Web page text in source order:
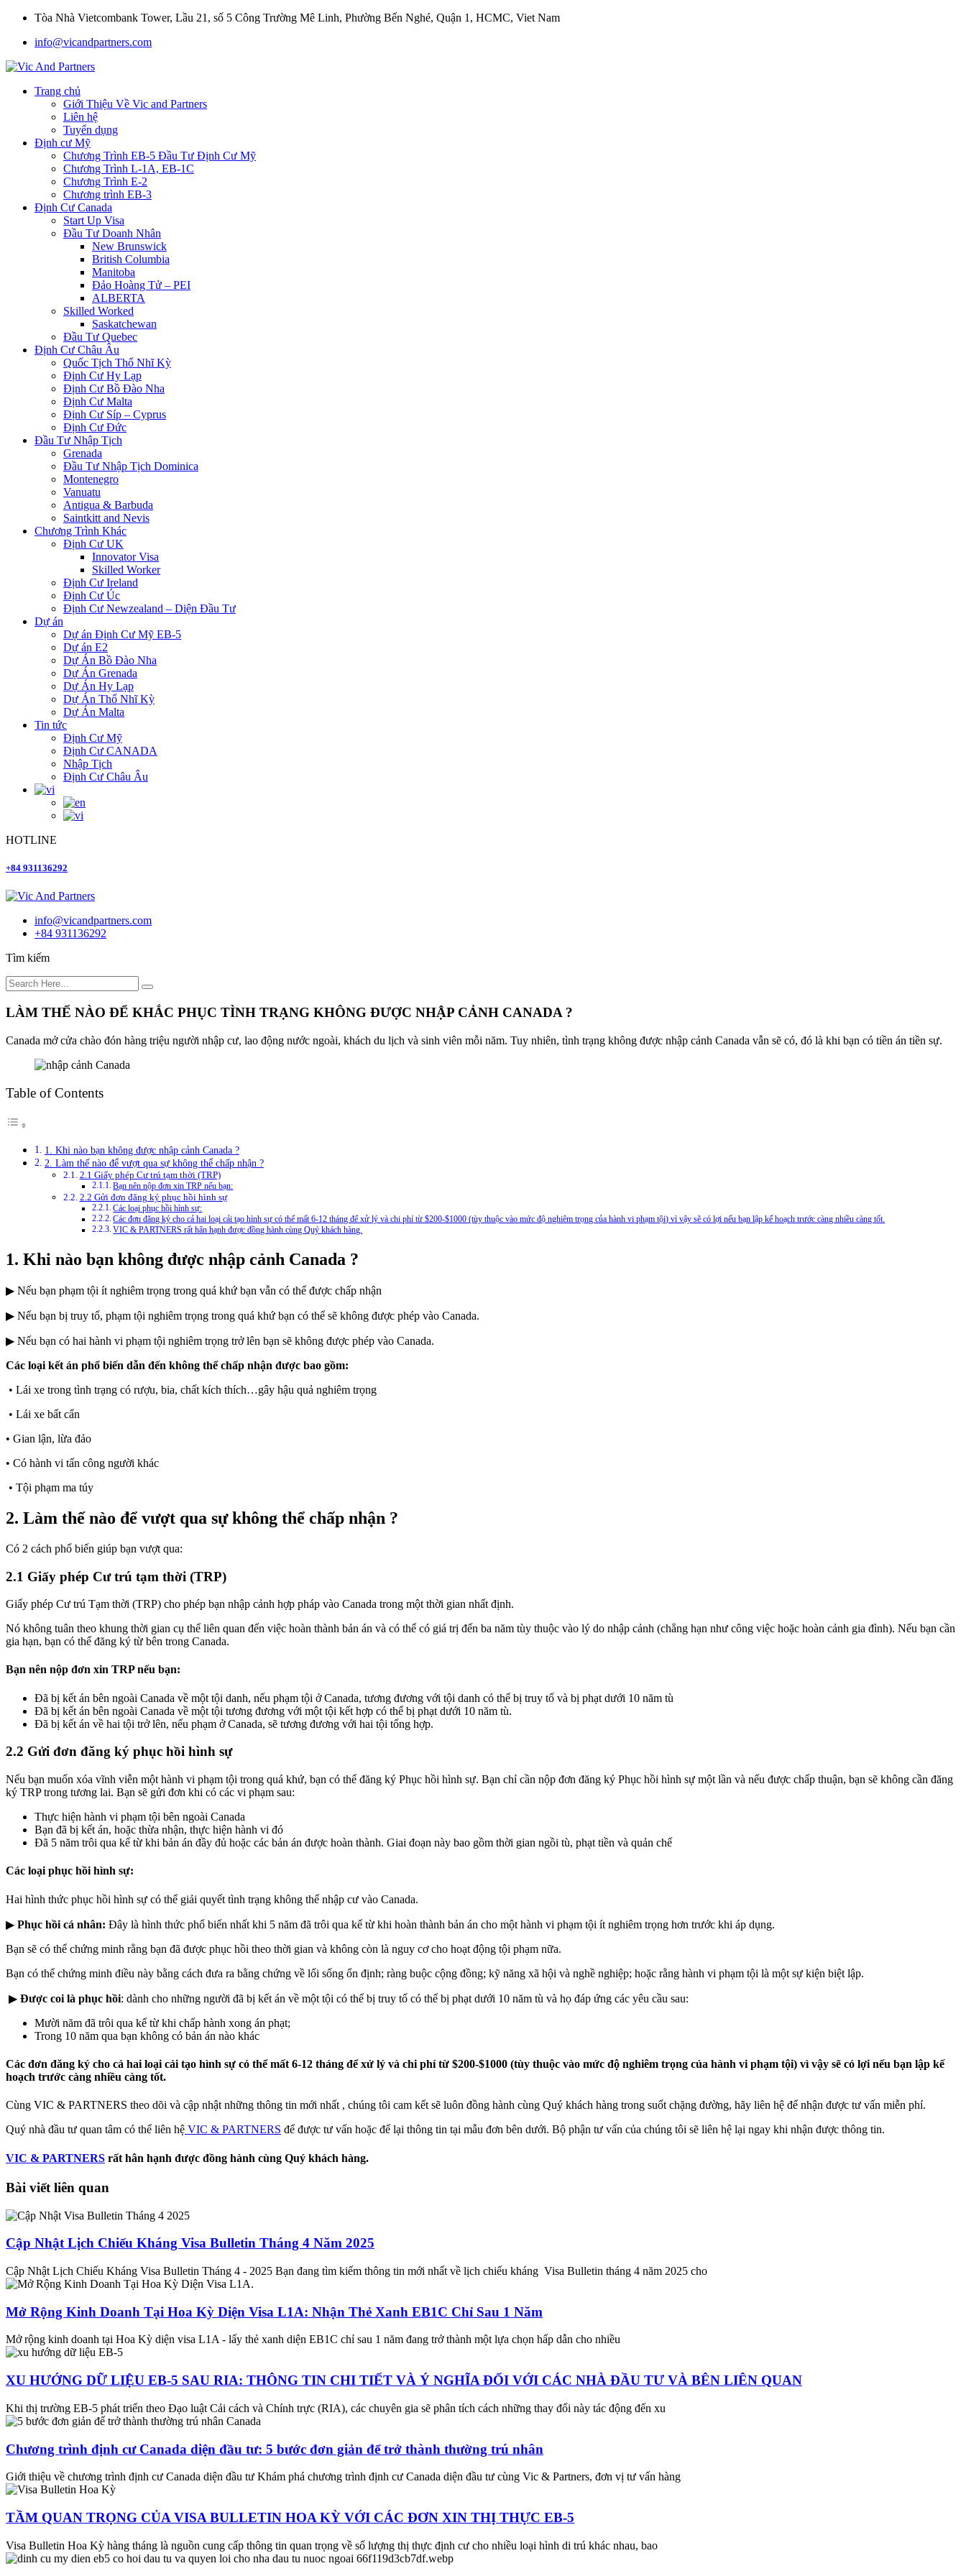
Tòa Nhà Vietcombank Tower, Lầu 21, số 5 Công Trường Mê Linh, Phường Bến Nghé, Quận 1, HCMC, Viet Nam
info@vicandpartners.com
Trang chủ
Giới Thiệu Về Vic and Partners
Liên hệ
Tuyển dụng
Định cư Mỹ
Chương Trình EB-5 Đầu Tư Định Cư Mỹ
Chương Trình L-1A, EB-1C
Chương Trình E-2
Chương trình EB-3
Định Cư Canada
Start Up Visa
Đầu Tư Doanh Nhân
New Brunswick
British Columbia
Manitoba
Đảo Hoàng Tử – PEI
ALBERTA
Skilled Worked
Saskatchewan
Đầu Tư Quebec
Định Cư Châu Âu
Quốc Tịch Thổ Nhĩ Kỳ
Định Cư Hy Lạp
Định Cư Bồ Đào Nha
Định Cư Malta
Định Cư Síp – Cyprus
Định Cư Đức
Đầu Tư Nhập Tịch
Grenada
Đầu Tư Nhập Tịch Dominica
Montenegro
Vanuatu
Antigua & Barbuda
Saintkitt and Nevis
Chương Trình Khác
Định Cư UK
Innovator Visa
Skilled Worker
Định Cư Ireland
Định Cư Úc
Định Cư Newzealand – Diện Đầu Tư
Dự án
Dự án Định Cư Mỹ EB-5
Dự án E2
Dự Án Bồ Đào Nha
Dự Án Grenada
Dự Án Hy Lạp
Dự Án Thổ Nhĩ Kỳ
Dự Án Malta
Tin tức
Định Cư Mỹ
Định Cư CANADA
Nhập Tịch
Định Cư Châu Âu
HOTLINE
+84 931136292
info@vicandpartners.com
+84 931136292
Tìm kiếm
LÀM THẾ NÀO ĐỂ KHẮC PHỤC TÌNH TRẠNG KHÔNG ĐƯỢC NHẬP CẢNH CANADA ?
Canada mở cửa chào đón hàng triệu người nhập cư, lao động nước ngoài, khách du lịch và sinh viên mỗi năm. Tuy nhiên, tình trạng không được nhập cảnh Canada vẫn sẽ có, đó là khi bạn có tiền án tiền sự.
Table of Contents
1. Khi nào bạn không được nhập cảnh Canada ?
2. Làm thế nào để vượt qua sự không thể chấp nhận ?
2.1 Giấy phép Cư trú tạm thời (TRP)
Bạn nên nộp đơn xin TRP nếu bạn:
2.2 Gửi đơn đăng ký phục hồi hình sự
Các loại phục hồi hình sự:
Các đơn đăng ký cho cả hai loại cải tạo hình sự có thể mất 6-12 tháng để xử lý và chi phí từ $200-$1000 (tùy thuộc vào mức độ nghiêm trọng của hành vi phạm tội) vì vậy sẽ có lợi nếu bạn lập kế hoạch trước càng nhiều càng tốt.
VIC & PARTNERS rất hân hạnh được đồng hành cùng Quý khách hàng.
1. Khi nào bạn không được nhập cảnh Canada ?
▶ Nếu bạn phạm tội ít nghiêm trọng trong quá khứ bạn vẫn có thể được chấp nhận
▶ Nếu bạn bị truy tố, phạm tội nghiêm trọng trong quá khứ bạn có thể sẽ không được phép vào Canada.
▶ Nếu bạn có hai hành vi phạm tội nghiêm trọng trở lên bạn sẽ không được phép vào Canada.
Các loại kết án phổ biến dẫn đến không thể chấp nhận được bao gồm:
• Lái xe trong tình trạng có rượu, bia, chất kích thích…gây hậu quả nghiêm trọng
• Lái xe bất cẩn
• Gian lận, lừa đảo
• Có hành vi tấn công người khác
• Tội phạm ma túy
2. Làm thế nào để vượt qua sự không thể chấp nhận ?
Có 2 cách phổ biến giúp bạn vượt qua:
2.1 Giấy phép Cư trú tạm thời (TRP)
Giấy phép Cư trú Tạm thời (TRP) cho phép bạn nhập cảnh hợp pháp vào Canada trong một thời gian nhất định.
Nó không tuân theo khung thời gian cụ thể liên quan đến việc hoàn thành bản án và có thể có giá trị đến ba năm tùy thuộc vào lý do nhập cảnh (chẳng hạn như công việc hoặc hoàn cảnh gia đình). Nếu bạn cần
gia hạn, bạn có thể đăng ký từ bên trong Canada.
Bạn nên nộp đơn xin TRP nếu bạn:
Đã bị kết án bên ngoài Canada về một tội danh, nếu phạm tội ở Canada, tương đương với tội danh có thể bị truy tố và bị phạt dưới 10 năm tù
Đã bị kết án bên ngoài Canada về một tội tương đương với một tội kết hợp có thể bị phạt dưới 10 năm tù.
Đã bị kết án về hai tội trở lên, nếu phạm ở Canada, sẽ tương đương với hai tội tổng hợp.
2.2 Gửi đơn đăng ký phục hồi hình sự
Nếu bạn muốn xóa vĩnh viễn một hành vi phạm tội trong quá khứ, bạn có thể đăng ký Phục hồi hình sự. Bạn chỉ cần nộp đơn đăng ký Phục hồi hình sự một lần và nếu được chấp thuận, bạn sẽ không cần đăng
ký TRP trong tương lai. Bạn sẽ gửi đơn khi có các vi phạm sau:
Thực hiện hành vi phạm tội bên ngoài Canada
Bạn đã bị kết án, hoặc thừa nhận, thực hiện hành vi đó
Đã 5 năm trôi qua kể từ khi bản án đầy đủ hoặc các bản án được hoàn thành. Giai đoạn này bao gồm thời gian ngồi tù, phạt tiền và quản chế
Các loại phục hồi hình sự:
Hai hình thức phục hồi hình sự có thể giải quyết tình trạng không thể nhập cư vào Canada.
▶ Phục hồi cá nhân: Đây là hình thức phổ biến nhất khi 5 năm đã trôi qua kể từ khi hoàn thành bản án cho một hành vi phạm tội ít nghiêm trọng hơn trước khi áp dụng.
Bạn sẽ có thể chứng minh rằng bạn đã được phục hồi theo thời gian và không còn là nguy cơ cho hoạt động tội phạm nữa.
Bạn có thể chứng minh điều này bằng cách đưa ra bằng chứng về lối sống ổn định; ràng buộc cộng đồng; kỹ năng xã hội và nghề nghiệp; hoặc rằng hành vi phạm tội là một sự kiện biệt lập.
▶ Được coi là phục hồi: dành cho những người đã bị kết án về một tội có thể bị truy tố có thể bị phạt dưới 10 năm tù và họ đáp ứng các yêu cầu sau:
Mười năm đã trôi qua kể từ khi chấp hành xong án phạt;
Trong 10 năm qua bạn không có bản án nào khác
Các đơn đăng ký cho cả hai loại cải tạo hình sự có thể mất 6-12 tháng để xử lý và chi phí từ $200-$1000 (tùy thuộc vào mức độ nghiêm trọng của hành vi phạm tội) vì vậy sẽ có lợi nếu bạn lập kế
hoạch trước càng nhiều càng tốt.
Cùng VIC & PARTNERS theo dõi và cập nhật những thông tin mới nhất , chúng tôi cam kết sẽ luôn đồng hành cùng Quý khách hàng trong suốt chặng đường, hãy liên hệ để nhận được tư vấn miễn phí.
Quý nhà đầu tư quan tâm có thể liên hệ VIC & PARTNERS để được tư vấn hoặc để lại thông tin tại mẫu đơn bên dưới. Bộ phận tư vấn của chúng tôi sẽ liên hệ lại ngay khi nhận được thông tin.
VIC & PARTNERS rất hân hạnh được đồng hành cùng Quý khách hàng.
Bài viết liên quan
Cập Nhật Lịch Chiếu Kháng Visa Bulletin Tháng 4 Năm 2025
Cập Nhật Lịch Chiếu Kháng Visa Bulletin Tháng 4 - 2025 Bạn đang tìm kiếm thông tin mới nhất về lịch chiếu kháng Visa Bulletin tháng 4 năm 2025 cho
Mở Rộng Kinh Doanh Tại Hoa Kỳ Diện Visa L1A: Nhận Thẻ Xanh EB1C Chỉ Sau 1 Năm
Mở rộng kinh doanh tại Hoa Kỳ diện visa L1A - lấy thẻ xanh diện EB1C chỉ sau 1 năm đang trở thành một lựa chọn hấp dẫn cho nhiều
XU HƯỚNG DỮ LIỆU EB-5 SAU RIA: THÔNG TIN CHI TIẾT VÀ Ý NGHĨA ĐỐI VỚI CÁC NHÀ ĐẦU TƯ VÀ BÊN LIÊN QUAN
Khi thị trường EB-5 phát triển theo Đạo luật Cải cách và Chính trực (RIA), các chuyên gia sẽ phân tích cách những thay đổi này tác động đến xu
Chương trình định cư Canada diện đầu tư: 5 bước đơn giản để trở thành thường trú nhân
Giới thiệu về chương trình định cư Canada diện đầu tư Khám phá chương trình định cư Canada diện đầu tư cùng Vic & Partners, đơn vị tư vấn hàng
TẦM QUAN TRỌNG CỦA VISA BULLETIN HOA KỲ VỚI CÁC ĐƠN XIN THỊ THỰC EB-5
Visa Bulletin Hoa Kỳ hàng tháng là nguồn cung cấp thông tin quan trọng về số lượng thị thực định cư cho nhiều loại hình di trú khác nhau, bao